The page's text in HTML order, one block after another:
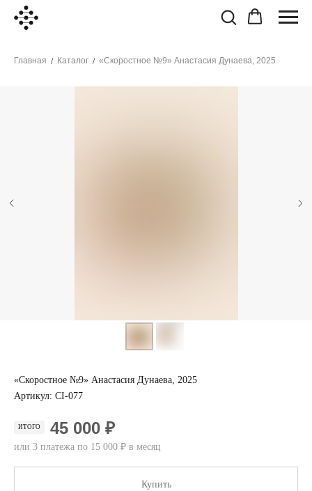
Главная / Каталог / «Скоростное №9» Анастасия Дунаева, 2025
«Скоростное №9» Анастасия Дунаева, 2025
Артикул: CI-077
ИТОГО 45 000 ₽
или 3 платежа по 15 000 ₽ в месяц
Купить